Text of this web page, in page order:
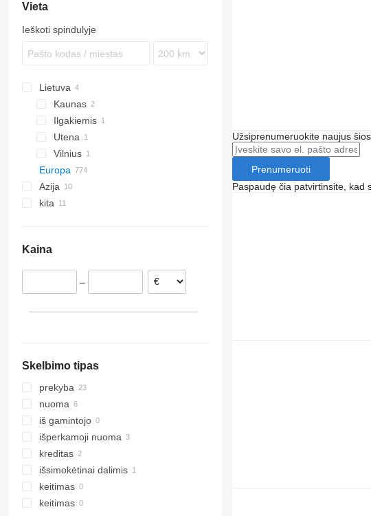
Vieta
Ieškoti spindulyje
Lietuva
Kaunas
Ilgakiemis
Utena
Vilnius
Europa
Lenkija
Bielsko-Biała
Włoszczowa
Radom
Krakow
Danija
Azija
kita
Kaina
–
Skelbimo tipas
prekyba
nuoma
iš gamintojo
išperkamoji nuoma
kreditas
išsimokėtinai dalimis
keitimas
keitimas
Užsiprenumeruokite naujus
Prenumeruoti
Paspaudę čia patvirtinsite, kad